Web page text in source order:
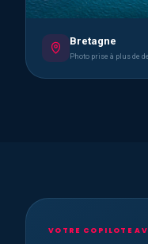
Bretagne
Photo prise à plus de
VOTRE COPILOTE